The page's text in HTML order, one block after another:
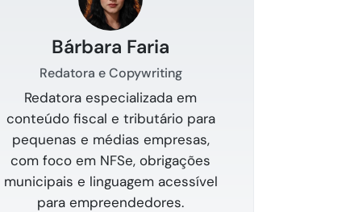
Bárbara Faria
Redatora e Copywriting
Redatora especializada em
conteúdo fiscal e tributário para
pequenas e médias empresas,
com foco em NFSe, obrigações
municipais e linguagem acessível
para empreendedores.